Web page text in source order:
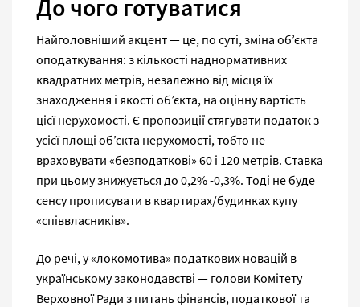
До чого готуватися
Найголовніший акцент — це, по суті, зміна об’єкта
оподаткування: з кількості наднормативних
квадратних метрів, незалежно від місця їх
знаходження і якості об’єкта, на оцінну вартість
цієї нерухомості. Є пропозиції стягувати податок з
усієї площі об’єкта нерухомості, тобто не
враховувати «безподаткові» 60 і 120 метрів. Ставка
при цьому знижується до 0,2% -0,3%. Тоді не буде
сенсу прописувати в квартирах/будинках купу
«співвласників».
До речі, у «локомотива» податкових новацій в
українському законодавстві — голови Комітету
Верховної Ради з питань фінансів, податкової та